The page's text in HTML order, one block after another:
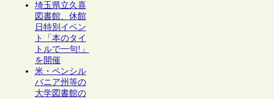
埼玉県立久喜
図書館、休館
日特別イベン
ト「本のタイ
トルで一句!」
を開催
米・ペンシル
バニア州等の
大学図書館の